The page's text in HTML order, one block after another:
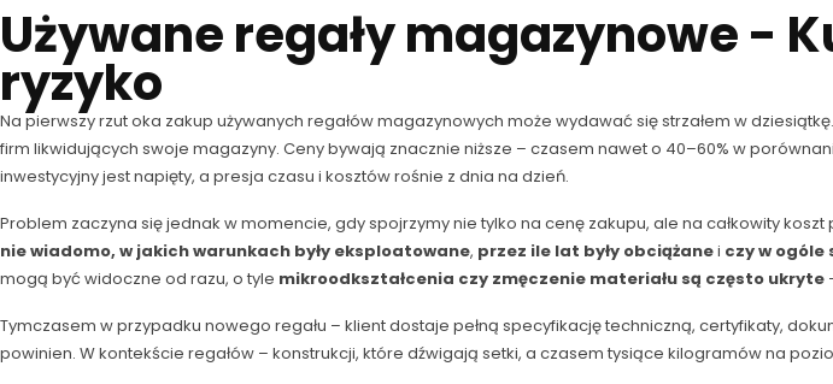
Używane regały magazynowe -
ryzyko
Na pierwszy rzut oka zakup używanych regałów magazynowych może wydawać się strzałem w
firm likwidujących swoje magazyny. Ceny bywają znacznie niższe – czasem nawet o 40–60% w
inwestycyjny jest napięty, a presja czasu i kosztów rośnie z dnia na dzień.
Problem zaczyna się jednak w momencie, gdy spojrzymy nie tylko na cenę zakupu, ale na całkowity
nie wiadomo, w jakich warunkach były eksploatowane, przez ile lat były obciążanei czy w ogóle
mogą być widoczne od razu, o tyle mikroodkształcenia czy zmęczenie materiału są często ukryte
Tymczasem w przypadku nowego regału – klient dostaje pełną specyfikację techniczną, certyfikaty,
powinien. W kontekście regałów – konstrukcji, które dźwigają setki, a czasem tysiące kilogramów na